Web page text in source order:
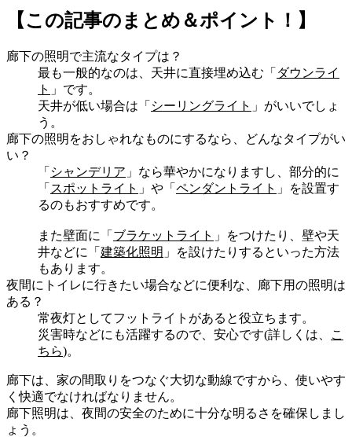
【この記事のまとめ＆ポイント！】
廊下の照明で主流なタイプは？
最も一般的なのは、天井に直接埋め込む「 ダウンライ
ト 」です。
天井が低い場合は「 シーリングライト 」がいいでしょ
う。
廊下の照明をおしゃれなものにするなら、どんなタイプがい
い？
「 シャンデリア 」なら華やかになりますし、部分的に
「 スポットライト 」や「 ペンダントライト 」を設置す
るのもおすすめです。
また壁面に「 ブラケットライト 」をつけたり、壁や天
井などに「 建築化照明 」を設けたりするといった方法
もあります。
夜間にトイレに行きたい場合などに便利な、廊下用の照明は
ある？
常夜灯としてフットライトがあると役立ちます。
災害時などにも活躍するので、安心です(詳しくは、
こ
ちら)。
廊下は、家の間取りをつなぐ大切な動線ですから、使いやす
く快適でなければなりません。
廊下照明は、夜間の安全のために十分な明るさを確保しまし
ょう。